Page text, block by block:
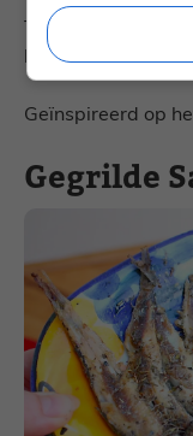
Tip: de saus van
heel lekker bij
Geïnspireerd op
Gegrilde